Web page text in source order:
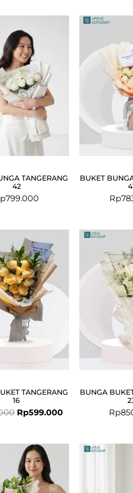
TANGERANG
42
799.000
BUKET
Rp
TANGERANG
16
price
was:
Rp756.000.
Rp599.000
Current
Rp599.000.
BUNGA
Rp